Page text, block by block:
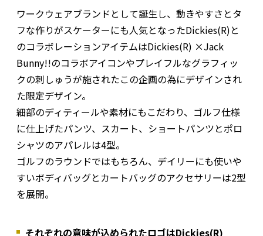
ワークウェアブランドとして誕生し、動きやすさとタ
フな作りがスケーターにも人気となったDickies(R)と
のコラボレーションアイテムはDickies(R) ×Jack
Bunny!!のコラボアイコンやプレイフルなグラフィッ
クの刺しゅうが施されたこの企画の為にデザインされ
た限定デザイン。
細部のディティールや素材にもこだわり、ゴルフ仕様
に仕上げたパンツ、スカート、ショートパンツとポロ
シャツのアパレルは4型。
ゴルフのラウンドではもちろん、デイリーにも使いや
すいボディバッグとカートバッグのアクセサリーは2型
を展開。
それぞれの意味が込められたロゴはDickies(R)